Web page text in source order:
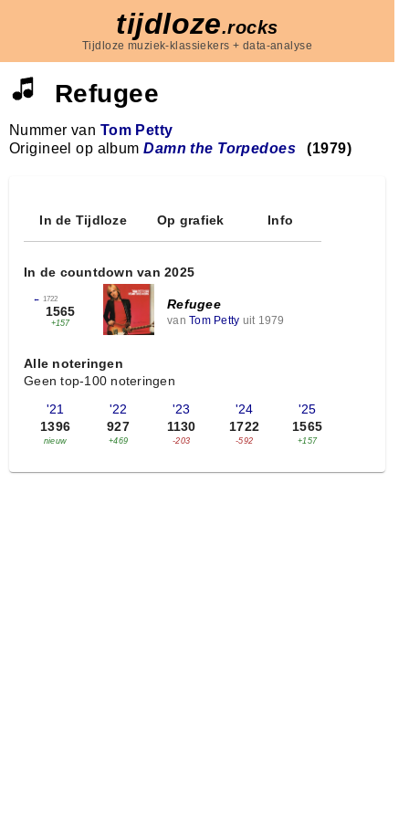
tijdloze.rocks
Tijdloze muziek-klassiekers + data-analyse
Refugee
Nummer van Tom Petty
Origineel op albumDamn the Torpedoes (1979)
In de Tijdloze Op grafiek Info
In de countdown van 2025
← 1722
1565
+157
Refugee
van Tom Petty uit 1979
Alle noteringen
Geen top-100 noteringen
'21
1396
nieuw
'22
927
+469
'23
1130
-203
'24
1722
-592
'25
1565
+157